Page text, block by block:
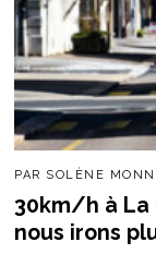
PAR SOLÈNE
30km/h à La
nous irons